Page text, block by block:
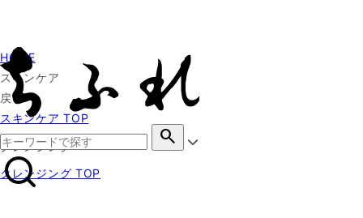
search
HOME
スキンケア
戻る
スキンケア TOP
クレンジング
クレンジング TOP